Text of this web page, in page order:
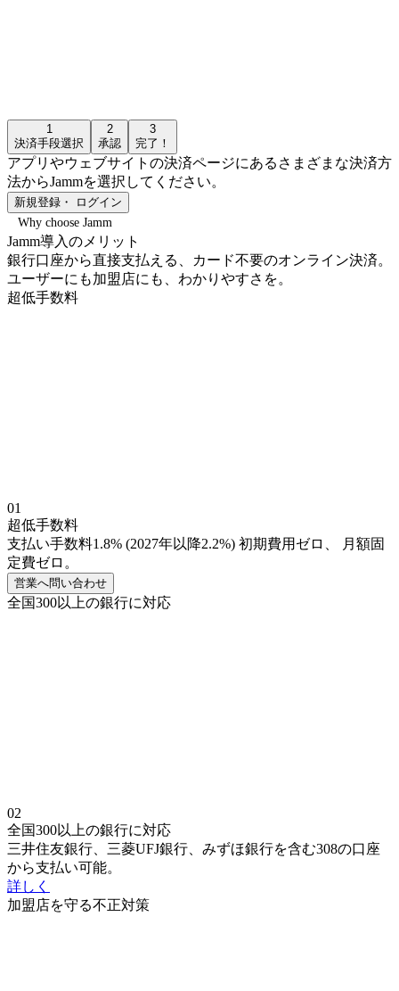
1
決済手段選択
2
承認
3
完了！
アプリやウェブサイトの決済ページにあるさまざまな決済方
法からJammを選択してください。
新規登録・ ログイン
Why choose Jamm
Jamm導入のメリット
銀行口座から直接支払える、カード不要のオンライン決済。
ユーザーにも加盟店にも、わかりやすさを。
超低手数料
01
超低手数料
支払い手数料1.8% (2027年以降2.2%) 初期費用ゼロ、 月額固
定費ゼロ。
営業へ問い合わせ
全国300以上の銀行に対応
02
全国300以上の銀行に対応
三井住友銀行、三菱UFJ銀行、みずほ銀行を含む308の口座
から支払い可能。
詳しく
加盟店を守る不正対策